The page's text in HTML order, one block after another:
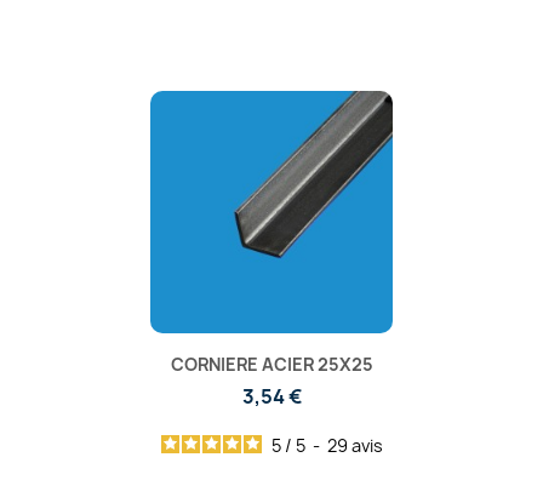
CORNIERE ACIER 25X25
3,54 €
5 / 5 - 29 avis